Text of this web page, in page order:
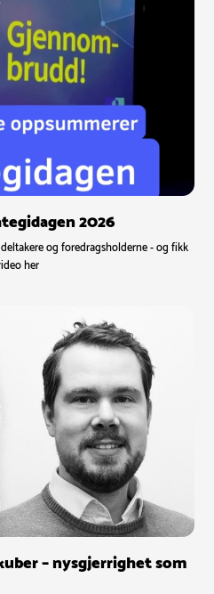
2026
og foredragsholderne - og fikk
her
– nysgjerrighet som